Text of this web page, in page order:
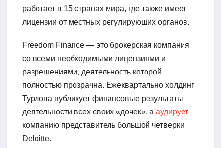
работает в 15 странах мира, где также имеет
лицензии от местных регулирующих органов.
Freedom Finance — это брокерская компания
со всеми необходимыми лицензиями и
разрешениями, деятельность которой
полностью прозрачна. Ежеквартально холдинг
Турлова публикует финансовые результаты
деятельности всех своих «дочек», а аудирует
компанию представитель большой четверки
Deloitte.